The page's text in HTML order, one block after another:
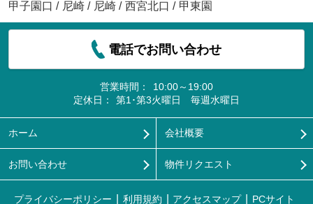
甲子園口 / 尼崎 / 尼崎 / 西宮北口 / 甲東園
電話でお問い合わせ
営業時間：
10:00～19:00
定休日：
第1･第3火曜日 毎週水曜日
ホーム 会社概要
お問い合わせ 物件リクエスト
プライバシーポリシー 利用規約 アクセスマップ PCサイト